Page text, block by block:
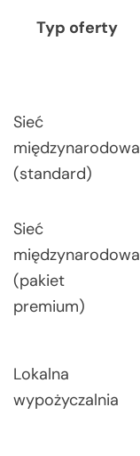
Typ oferty
Sieć
międzynarodowa
(standard)
Sieć
międzynarodowa
(pakiet
premium)
Lokalna
wypożyczalnia